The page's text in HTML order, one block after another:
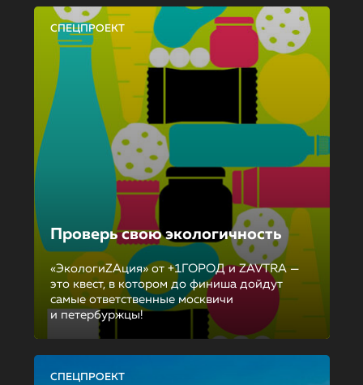
СПЕЦПРОЕКТ
Проверь свою экологичность
«ЭкологиZAция» от +1ГОРОД и ZAVTRA —
это квест, в котором до финиша дойдут
самые ответственные москвичи
и петербуржцы!
СПЕЦПРОЕКТ